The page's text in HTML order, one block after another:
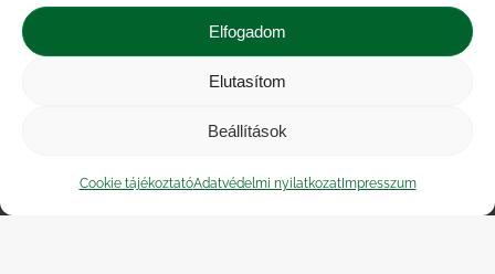
Elfogadom
Elutasítom
Beállítások
Cookie tájékoztatóAdatvédelmi nyilatkozatImpresszum
zöldség árak
átlagárértékesítési ár
Közérdekű adatok
| Adatvédelmi nyilatkozat
|